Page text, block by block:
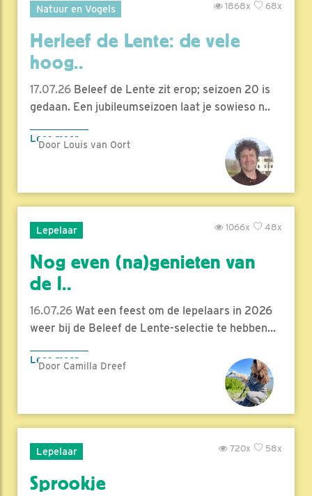
Natuur en Vogels 68x
1868x
Herleef de Lente: de vele
hoog..
17.07.26 Beleef de Lente zit erop; seizoen 20 is
gedaan. Een jubileumseizoen laat je sowieso n..
Lees meer
Door Louis van Oort
Lepelaar 48x
1066x
Nog even (na)genieten van
de l..
16.07.26 Wat een feest om de lepelaars in 2026
weer bij de Beleef de Lente-selectie te hebben...
Lees meer
Door Camilla Dreef
Lepelaar 58x
720x
Sprookje